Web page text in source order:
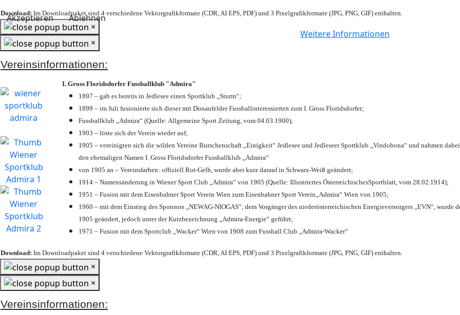
Akzeptieren
Ablehnen
Weitere Informationen
Download: Im Downloadpaket sind 4 verschiedene Vektorgrafikformate (CDR, AI EPS, PDF) und 3 Pixelgrafikformate (JPG, PNG, GIF) enthalten.
×
×
Vereinsinformationen:
I. Gross Floridsdorfer Fussballklub "Admira"
1897 – gab es bereits in Jedlesee einen Sportklub „Sturm“;
1899 – im Juli fusionierte sich dieser mit Donaufelder Fussballinteressierten zum I. Gross Floridsdorfer;
Fussballklub „Admira“ (Quelle: Allgemeine Sport Zeitung, vom 04.03.1900);
1903 – löste sich der Verein wieder auf;
1905 – vereinigten sich die wilden Vereine Burschenschaft „Einigkeit“ Jedlesee und Jedleseer Sportklub „Vindobona“ und nahmen
den ehemaligen Namen I. Gross Floridsdorfer Fussballklub „Admira“
von 1905 an – Vereinsfarben: offiziell Rot-Gelb, wurde aber kurz darauf in Schwarz-Weiß geändert;
1914 – Namensänderung in Wiener Sport Club „Admira“ von 1905 (Quelle: Illustriertes ÖsterreichischesSportblatt, vom 28.02.1914);
1951 – Fusion mit dem Eisenbahner Sport Verein Wien zum Eisenbahner Sport Verein„Admira“ Wien von 1905;
1960 – mit dem Einstieg des Sponsors „NEWAG-NIOGAS“, dem Vorgänger des niederösterreichischen Energieversorgers „EVN“,
1905 geändert, jedoch unter der Kurzbezeichnung „Admira-Energie“ geführt;
1971 – Fusion mit dem Sportclub „Wacker“ Wien von 1908 zum Fussball Club „Admira-Wacker“
Download: Im Downloadpaket sind 4 verschiedene Vektorgrafikformate (CDR, AI EPS, PDF) und 3 Pixelgrafikformate (JPG, PNG, GIF) enthalten.
×
×
Vereinsinformationen: